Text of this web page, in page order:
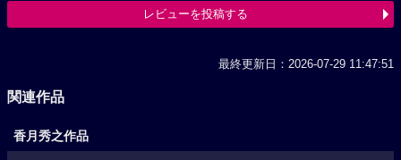
レビューを投稿する
最終更新日：2026-07-29 11:47:51
関連作品
香月秀之作品